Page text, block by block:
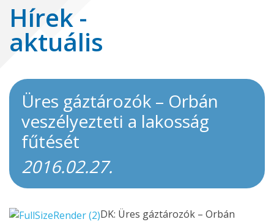
Hírek -
aktuális
Üres gáztározók – Orbán
veszélyezteti a lakosság
fűtését
2016.02.27.
DK: Üres gáztározók – Orbán